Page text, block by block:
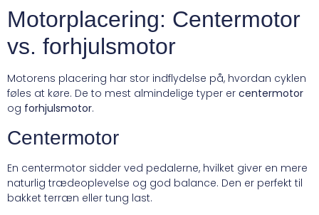
Motorplacering: Centermotor
vs. forhjulsmotor
Motorens placering har stor indflydelse på, hvordan cyklen
føles at køre. De to mest almindelige typer er centermotor
og forhjulsmotor.
Centermotor
En centermotor sidder ved pedalerne, hvilket giver en mere
naturlig trædeoplevelse og god balance. Den er perfekt til
bakket terræn eller tung last.